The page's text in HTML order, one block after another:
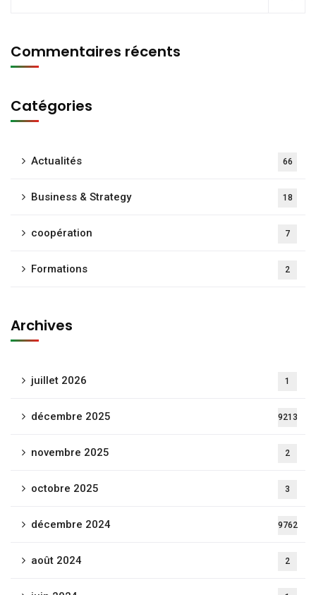
Commentaires récents
Catégories
Actualités 66
Business & Strategy 18
coopération 7
Formations 2
Archives
juillet 2026 1
décembre 2025 9213
novembre 2025 2
octobre 2025 3
décembre 2024 9762
août 2024 2